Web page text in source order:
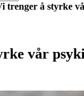
trenger å styrke
vår